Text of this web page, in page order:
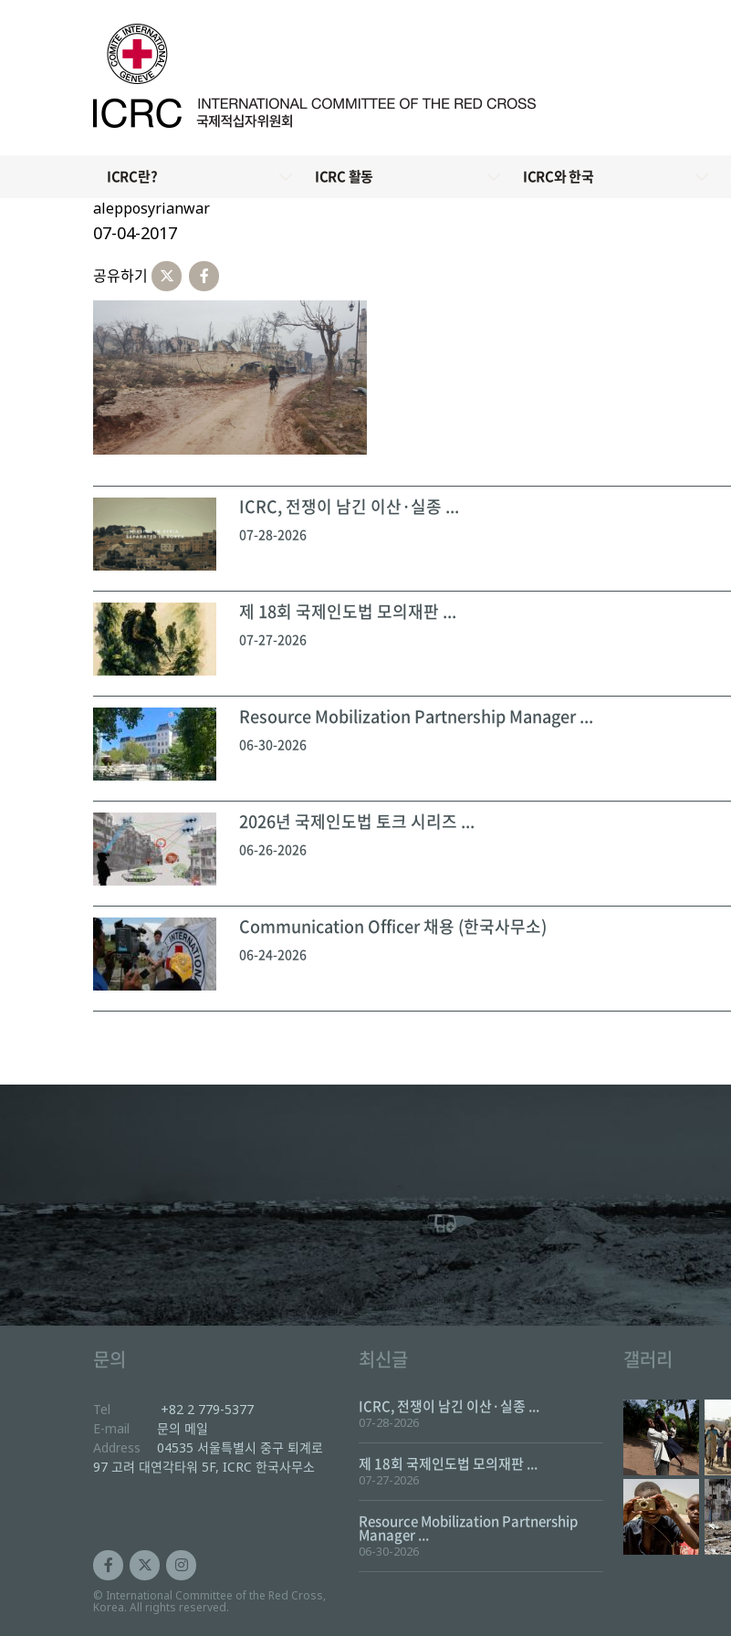
ICRC란? ICRC 활동 ICRC와 한국
alepposyrianwar
07-04-2017
공유하기
ICRC, 전쟁이 남긴 이산·실종 ...
07-28-2026
제 18회 국제인도법 모의재판 ...
07-27-2026
Resource Mobilization Partnership Manager ...
06-30-2026
2026년 국제인도법 토크 시리즈 ...
06-26-2026
Communication Officer 채용 (한국사무소)
06-24-2026
문의
Tel
+82 2 779-5377
E-mail
문의 메일
Address
04535 서울특별시 중구 퇴계로
97 고려 대연각타워 5F, ICRC 한국사무소
© International Committee of the Red Cross,
Korea. All rights reserved.
최신글
ICRC, 전쟁이 남긴 이산·실종 ...
07-28-2026
제 18회 국제인도법 모의재판 ...
07-27-2026
Resource Mobilization Partnership
Manager ...
06-30-2026
갤러리